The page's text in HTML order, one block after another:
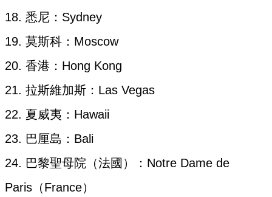
18. 悉尼：Sydney
19. 莫斯科：Moscow
20. 香港：Hong Kong
21. 拉斯維加斯：Las Vegas
22. 夏威夷：Hawaii
23. 巴厘島：Bali
24. 巴黎聖母院（法國）：Notre Dame de
Paris（France）